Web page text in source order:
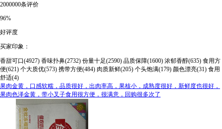
2000000条评价
96%
好评度
买家印象：
香甜可口(4927) 香味扑鼻(2732) 份量十足(2590) 品质保障(1600) 浓郁香醇(635) 食用方
便(621) 个大质优(573) 携带方便(484) 肉质新鲜(205) 个头饱满(179) 颜色漂亮(31) 食用
舒适(4)
果肉金黄，口感软糯，品质很好，出肉率高，果核小，成熟度很好，新鲜度也很好，
果肉色泽金黄，带小叉子食用很方便，很满意，回购很多次了